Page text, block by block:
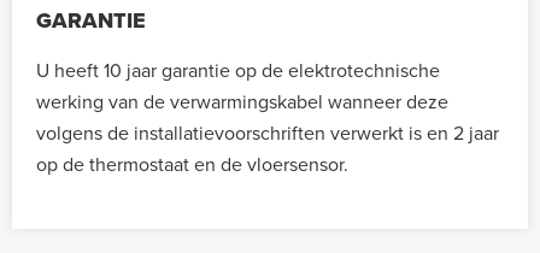
GARANTIE
U heeft 10 jaar garantie op de elektrotechnische
werking van de verwarmingskabel wanneer deze
volgens de installatievoorschriften verwerkt is en 2 jaar
op de thermostaat en de vloersensor.